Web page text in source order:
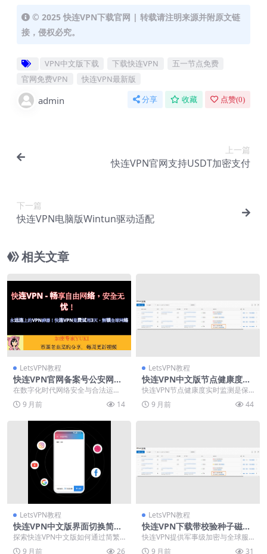
© 2025 快连VPN下载官网 | 转载请注明来源并附原文链
接，侵权必究。
VPN中文版下载 下载快连VPN
五一节点免费
官网免费VPN
快连VPN最新版
admin 分享 收藏 点赞(0)
上一篇
快连VPN官网支持USDT加密支付
下一篇
快连VPN电脑版Wintun驱动适配
相关文章
LetsVPN教程
快连VPN官网备案号公安网可
查
在数字化时代网络安全与合法运营
成为用户选择网络工具的关键考
量。快连VPN作为知名...
9 月前 14
LetsVPN教程
快连VPN中文版节点健康度实
时看
快连VPN节点健康度实时监测是保
障优质网络体验的核心功能，通过
动态评估服务器负载...
9 月前 44
LetsVPN教程
快连VPN中文版界面切换简体
繁体
探索快连VPN中文版如何通过简繁
体界面切换功能提升用户体验并扩
9 月前 26
LetsVPN教程
快连VPN下载带校验种子磁力
链
快连VPN提供军事级加密与全球服
务器网络，确保用户安全访问互联
9 月前 31